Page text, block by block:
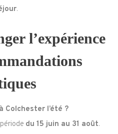
.
l’expérience
Colchester l’été ?
du 15 juin au 31 août.